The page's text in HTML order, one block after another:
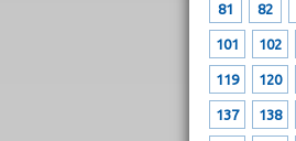
81 82
101 102
119 120
137 138